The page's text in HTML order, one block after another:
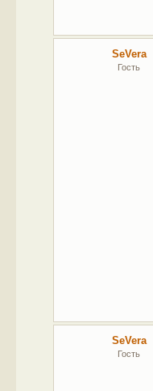
SeVera
Гость
SeVera
Гость